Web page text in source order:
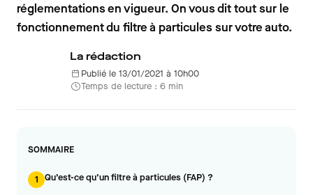
réglementations en vigueur. On vous dit tout sur le
fonctionnement du filtre à particules sur votre auto.
La rédaction
Publié le 13/01/2021 à 10h00
Temps de lecture : 6 min
SOMMAIRE
1 Qu’est-ce qu’un filtre à particules (FAP) ?